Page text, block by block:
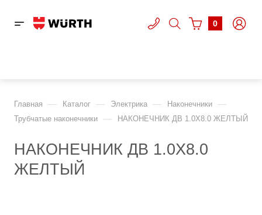
0
Главная — Каталог — Электрика — Наконечники —
Трубчатые наконечники — НАКОНЕЧНИК ДВ 1.0X8.0 ЖЕЛТЫЙ
НАКОНЕЧНИК ДВ 1.0X8.0
ЖЕЛТЫЙ